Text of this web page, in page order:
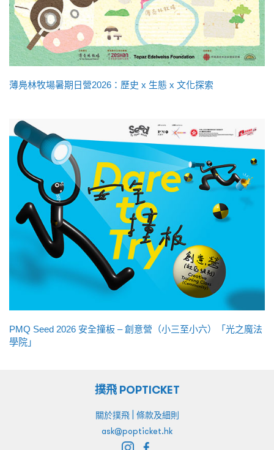
薄鳧林牧場暑期日營2026：歷史 x 生態 x 文化探索
PMQ Seed 2026 安全撞板 – 創意營（小三至小六）「光之魔法
學院」
撲飛 POPTICKET
關於撲飛| 條款及細則
ask@popticket.hk